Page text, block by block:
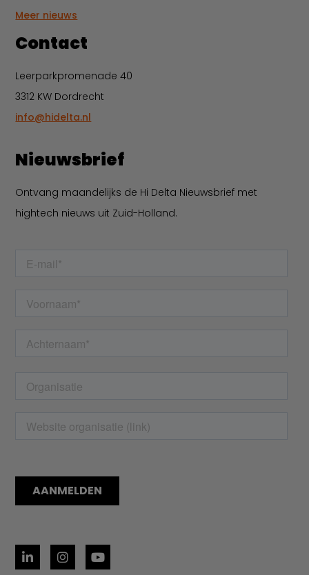
Meer nieuws
Contact
Leerparkpromenade 40
3312 KW Dordrecht
info@hidelta.nl
Nieuwsbrief
Ontvang maandelijks de Hi Delta Nieuwsbrief met
hightech nieuws uit Zuid-Holland.